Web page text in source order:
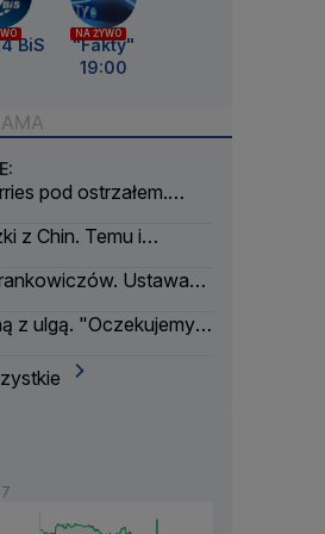
BiS
NA ŻYWO
"Fakty"
19:00
pod ostrzałem.
z Chin. Temu i
Ustawa
z ulgą. "Oczekujemy